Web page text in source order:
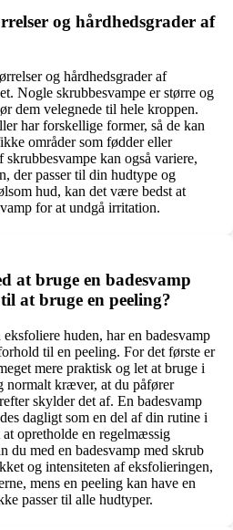
og hårdhedsgrader af
og hårdhedsgrader af
Nogle skrubbesvampe er større og
dem velegnede til hele kroppen.
har forskellige former, så de kan
områder som fødder eller
kan også variere,
der passer til din hudtype og
hud, kan det være bedst at
for at undgå irritation.
at bruge en badesvamp
at bruge en peeling?
huden, har en badesvamp
til en peeling. For det første er
mere praktisk og let at bruge i
normalt kræver, at du påfører
skylder det af. En badesvamp
dagligt som en del af din rutine i
opretholde en regelmæssig
du med en badesvamp med skrub
og intensiteten af eksfolieringen,
mens en peeling kan have en
passer til alle hudtyper.